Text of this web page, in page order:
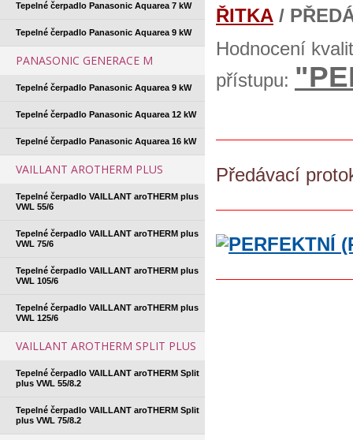
Tepelné čerpadlo Panasonic Aquarea 7 kW
Tepelné čerpadlo Panasonic Aquarea 9 kW
PANASONIC GENERACE M
Tepelné čerpadlo Panasonic Aquarea 9 kW
Tepelné čerpadlo Panasonic Aquarea 12 kW
Tepelné čerpadlo Panasonic Aquarea 16 kW
VAILLANT AROTHERM PLUS
Tepelné čerpadlo VAILLANT aroTHERM plus
VWL 55/6
Tepelné čerpadlo VAILLANT aroTHERM plus
VWL 75/6
Tepelné čerpadlo VAILLANT aroTHERM plus
VWL 105/6
Tepelné čerpadlo VAILLANT aroTHERM plus
VWL 125/6
VAILLANT AROTHERM SPLIT PLUS
Tepelné čerpadlo VAILLANT aroTHERM Split
plus VWL 55/8.2
Tepelné čerpadlo VAILLANT aroTHERM Split
plus VWL 75/8.2
ŘITKA /
Hodnocení
přístupu:
Předávací